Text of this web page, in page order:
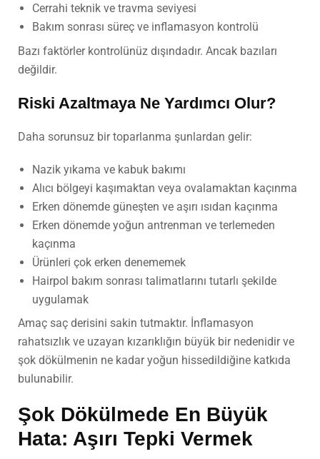
Cerrahi teknik ve travma seviyesi
Bakım sonrası süreç ve inflamasyon kontrolü
Bazı faktörler kontrolünüz dışındadır. Ancak bazıları
değildir.
Riski Azaltmaya Ne Yardımcı Olur?
Daha sorunsuz bir toparlanma şunlardan gelir:
Nazik yıkama ve kabuk bakımı
Alıcı bölgeyi kaşımaktan veya ovalamaktan kaçınma
Erken dönemde güneşten ve aşırı ısıdan kaçınma
Erken dönemde yoğun antrenman ve terlemeden
kaçınma
Ürünleri çok erken denememek
Hairpol bakım sonrası talimatlarını tutarlı şekilde
uygulamak
Amaç saç derisini sakin tutmaktır. İnflamasyon
rahatsızlık ve uzayan kızarıklığın büyük bir nedenidir ve
şok dökülmenin ne kadar yoğun hissedildiğine katkıda
bulunabilir.
Şok Dökülmede En Büyük
Hata: Aşırı Tepki Vermek